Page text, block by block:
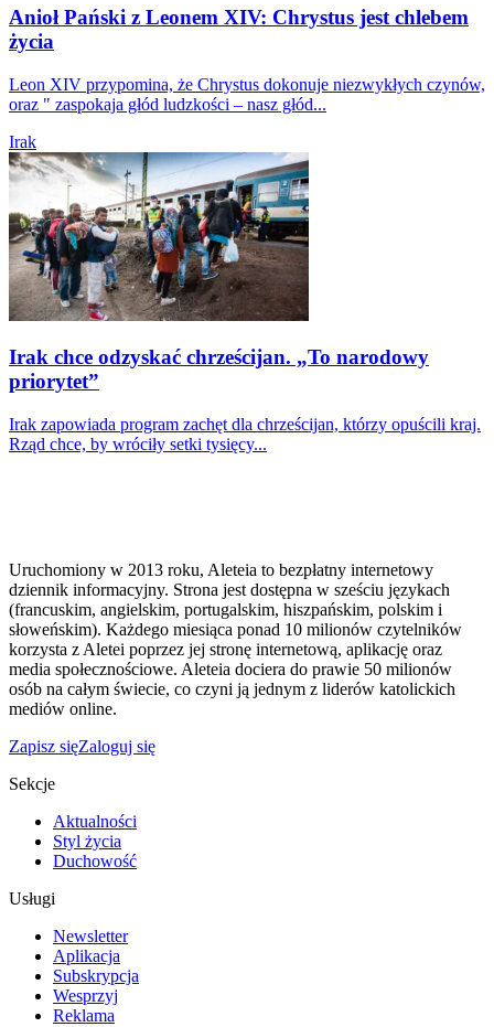
Anioł Pański z Leonem XIV: Chrystus jest chlebem
życia
Leon XIV przypomina, że Chrystus dokonuje niezwykłych czynów,
oraz " zaspokaja głód ludzkości – nasz głód...
Irak
Irak chce odzyskać chrześcijan. „To narodowy
priorytet”
Irak zapowiada program zachęt dla chrześcijan, którzy opuścili kraj.
Rząd chce, by wróciły setki tysięcy...
Uruchomiony w 2013 roku, Aleteia to bezpłatny internetowy
dziennik informacyjny. Strona jest dostępna w sześciu językach
(francuskim, angielskim, portugalskim, hiszpańskim, polskim i
słoweńskim). Każdego miesiąca ponad 10 milionów czytelników
korzysta z Aletei poprzez jej stronę internetową, aplikację oraz
media społecznościowe. Aleteia dociera do prawie 50 milionów
osób na całym świecie, co czyni ją jednym z liderów katolickich
mediów online.
Zapisz sięZaloguj się
Sekcje
Aktualności
Styl życia
Duchowość
Usługi
Newsletter
Aplikacja
Subskrypcja
Wesprzyj
Reklama